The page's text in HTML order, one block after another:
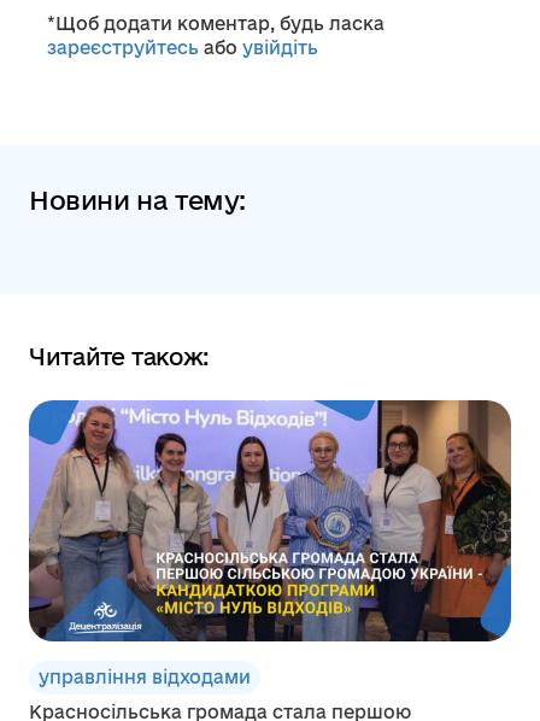
*Щоб додати коментар, будь ласка
зареєструйтесь або увійдіть
Новини на тему:
Читайте також:
управління відходами
Красносільська громада стала першою